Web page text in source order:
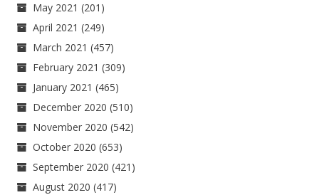
May 2021 (201)
April 2021 (249)
March 2021 (457)
February 2021 (309)
January 2021 (465)
December 2020 (510)
November 2020 (542)
October 2020 (653)
September 2020 (421)
August 2020 (417)